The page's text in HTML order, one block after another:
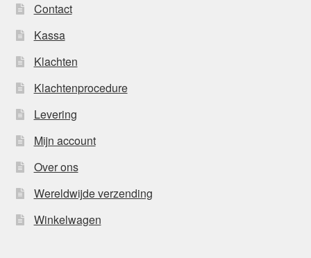
Contact
Kassa
Klachten
Klachtenprocedure
Levering
Mijn account
Over ons
Wereldwijde verzending
Winkelwagen